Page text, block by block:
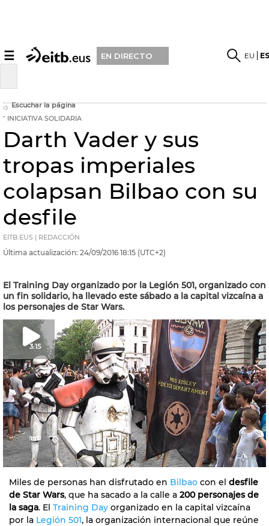
☰ EN DIRECTO EU
Escuchar la página
INICIATIVA SOLIDARIA
Darth Vader y sus
tropas imperiales
colapsan Bilbao con su
desfile
EITB.EUS | REDACCIÓN
Última actualización: 24/09/2016 18:15 (UTC+2)
El Training Day organizado por la Legión 501, organizado con
un fin solidario, ha llevado este sábado a la capital vizcaína a
los personajes de Star Wars.
3:15
Miles de personas han disfrutado en Bilbao con el desfile
de Star Wars, que ha sacado a la calle a 200 personajes de
la saga. El Training Day organizado en la capital vizcaína
por la Legión 501, la organización internacional que reúne